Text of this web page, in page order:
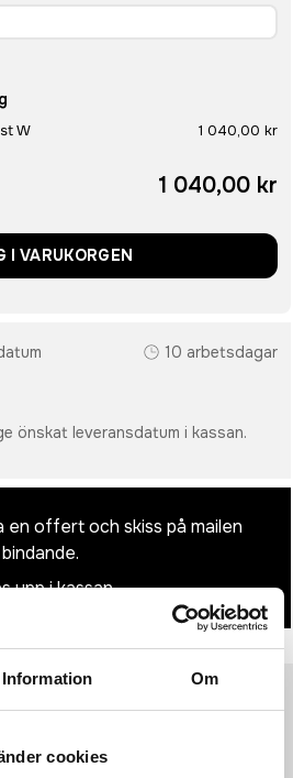
Information Om
cookies
W 1 040,00 kr
1 040,00 kr
I VARUKORGEN
10 arbetsdagar
önskat leveransdatum i kassan.
en offert och skiss på mailen
upp i kassan.